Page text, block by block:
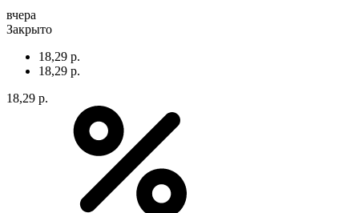
вчера
Закрыто
18,29 р.
18,29 р.
18,29 р.